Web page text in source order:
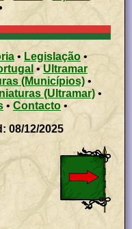
• Legislação •
•Ultramar
(Municípios)•
(Ultramar)•
• Contacto •
08/12/2025